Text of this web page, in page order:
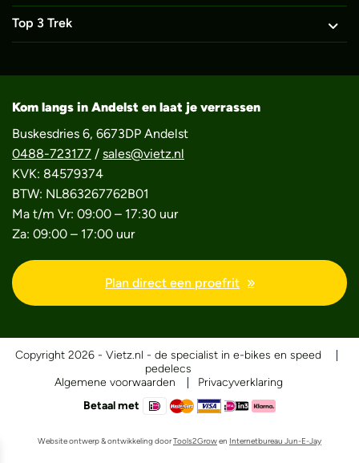
Top 3 Trek
Kom langs in Andelst en laat je verrassen
Buskesdries 6, 6673DP Andelst
0488-723177 / sales@vietz.nl
KVK: 84579374
BTW: NL863267762B01
Ma t/m Vr: 09:00 – 17:30 uur
Za: 09:00 – 17:00 uur
Plan direct een proefrit
Copyright 2026 - Vietz.nl - de specialist in e-bikes en speed
pedelecs
Algemene voorwaarden
Privacyverklaring
Betaal met
Website ontwerp & ontwikkeling doorTools2Growen Internetbureau Jun-E-Jay